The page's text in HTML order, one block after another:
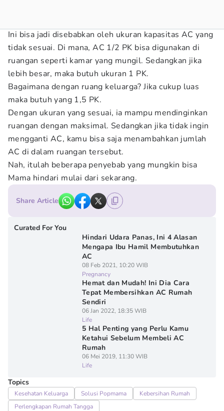
Ini bisa jadi disebabkan oleh ukuran kapasitas AC yang
tidak sesuai. Di mana, AC 1/2 PK bisa digunakan di
ruangan seperti kamar yang mungil. Sedangkan jika
lebih besar, maka butuh ukuran 1 PK.
Bagaimana dengan ruang keluarga? Jika cukup luas
maka butuh yang 1,5 PK.
Dengan ukuran yang sesuai, ia mampu mendinginkan
ruangan dengan maksimal. Sedangkan jika tidak ingin
mengganti AC, kamu bisa saja menambahkan jumlah
AC di dalam ruangan tersebut.
Nah, itulah beberapa penyebab yang mungkin bisa
Mama hindari mulai dari sekarang.
Share Article
Curated For You
Hindari Udara Panas, Ini 4 Alasan
Mengapa Ibu Hamil Membutuhkan
AC
08 Feb 2021, 10:20 WIB
Pregnancy
Hemat dan Mudah! Ini Dia Cara
Tepat Membersihkan AC Rumah
Sendiri
06 Jan 2022, 18:35 WIB
Life
5 Hal Penting yang Perlu Kamu
Ketahui Sebelum Membeli AC
Rumah
06 Mei 2019, 11:30 WIB
Life
Topics
Kesehatan Keluarga Solusi Popmama
Kebersihan Rumah
Perlengkapan Rumah Tangga